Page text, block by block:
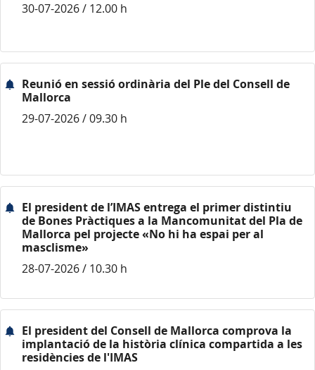
30-07-2026 / 12.00 h
Reunió en sessió ordinària del Ple del Consell de
Mallorca
29-07-2026 / 09.30 h
El president de l’IMAS entrega el primer distintiu
de Bones Pràctiques a la Mancomunitat del Pla de
Mallorca pel projecte «No hi ha espai per al
masclisme»
28-07-2026 / 10.30 h
El president del Consell de Mallorca comprova la
implantació de la història clínica compartida a les
residències de l'IMAS